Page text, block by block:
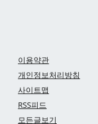
이용약관
개인정보처리방침
사이트맵
RSS피드
모든글보기